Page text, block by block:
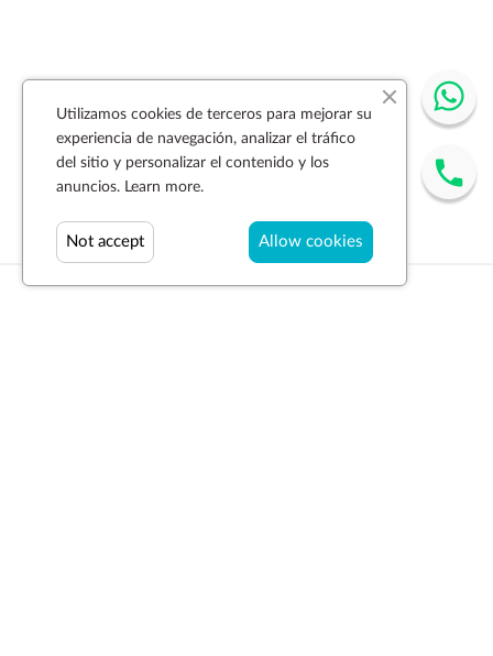
Utilizamos cookies de terceros para mejorar su
experiencia de navegación, analizar el tráfico
del sitio y personalizar el contenido y los
anuncios. Learn more.
Allow cookies
Not accept